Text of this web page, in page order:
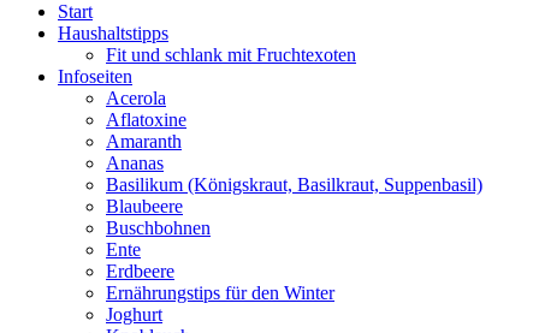
Start
Haushaltstipps
Fit und schlank mit Fruchtexoten
Infoseiten
Acerola
Aflatoxine
Amaranth
Ananas
Basilikum (Königskraut, Basilkraut, Suppenbasil)
Blaubeere
Buschbohnen
Ente
Erdbeere
Ernährungstips für den Winter
Joghurt